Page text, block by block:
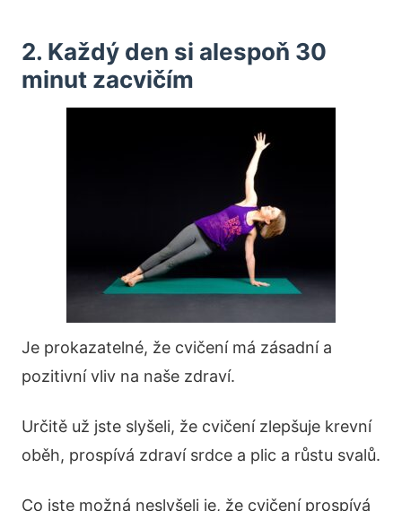
2. Každý den si alespoň 30
minut zacvičím
Je prokazatelné, že cvičení má zásadní a
pozitivní vliv na naše zdraví.
Určitě už jste slyšeli, že cvičení zlepšuje krevní
oběh, prospívá zdraví srdce a plic a růstu svalů.
Co jste možná neslyšeli je, že cvičení prospívá